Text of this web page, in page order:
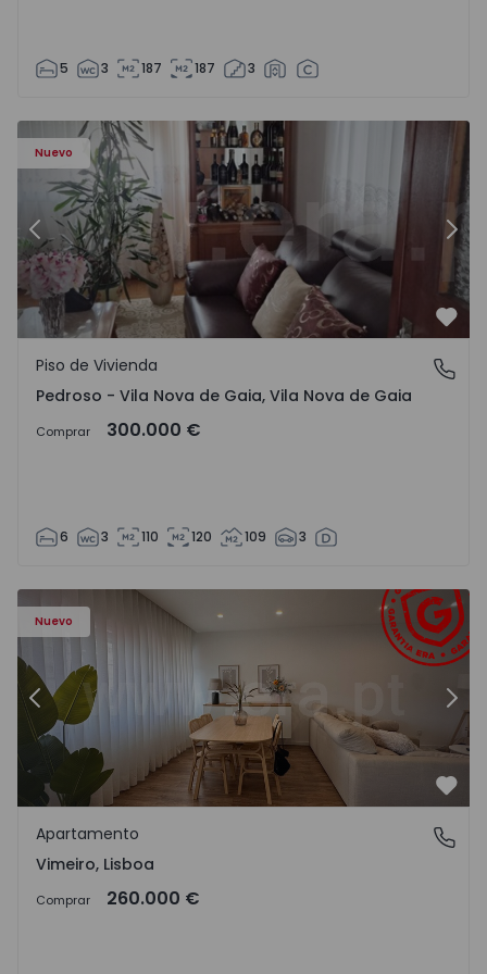
5 3 187 187 3
Nuevo
- 1575635 - 12
Piso de Vivienda T6 Vila Nova de Gaia, Pedroso e
Anterior
Pedroso - Vila Nova de Gaia, Vila Nova de Gaia
Piso de Vivienda
Pedroso - Vila Nova de Gaia, Vila Nova de Gaia
Comprar 300.000 €
6 3 110 120 109 3
Nuevo
Apartamento T1 Lourinhã, Vimeiro - 1575406 - 1
Anterior
Vimeiro, Lisboa
Apartamento
Vimeiro, Lisboa
Comprar 260.000 €